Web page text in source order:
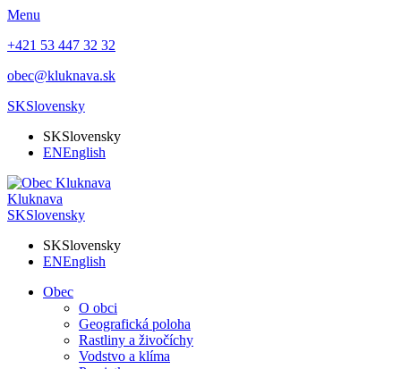
Menu
+421 53 447 32 32
obec@kluknava.sk
SKSlovensky
SKSlovensky
ENEnglish
Kluknava
SKSlovensky
SKSlovensky
ENEnglish
Obec
O obci
Geografická poloha
Rastliny a živočíchy
Vodstvo a klíma